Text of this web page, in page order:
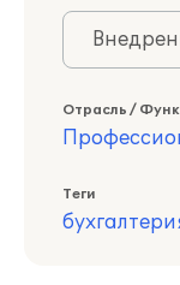
Отрасль /
Теги